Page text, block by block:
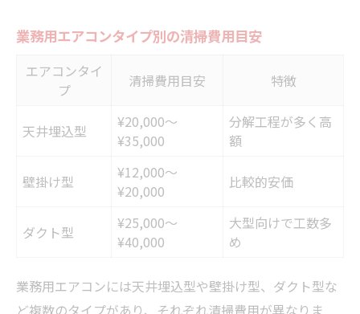
業務用エアコンタイプ別の清掃費用目安
エアコンタイ
プ
清掃費用目安 特徴
天井埋込型
¥20,000〜
¥35,000
分解工程が多く高
額
壁掛け型
¥12,000〜
¥20,000
比較的安価
ダクト型
¥25,000〜
¥40,000
大型向けで工数多
め
業務用エアコンには天井埋込型や壁掛け型、ダクト型な
ど複数のタイプがあり、それぞれ清掃費用が異なりま